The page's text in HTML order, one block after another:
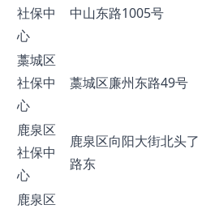
社保中
心
中山东路1005号
藁城区
社保中
心
藁城区廉州东路49号
鹿泉区
社保中
心
鹿泉区向阳大街北头了
路东
鹿泉区